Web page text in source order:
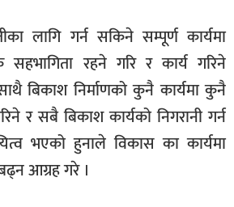
लागि गर्न सकिने सम्पूर्ण कार्यमा
रहने गरि र कार्य गरिने
बिकाश निर्माणको कुनै कार्यमा कुनै
र सबै बिकाश कार्यको निगरानी गर्न
भएको हुनाले विकास का कार्यमा
आग्रह गरे ।